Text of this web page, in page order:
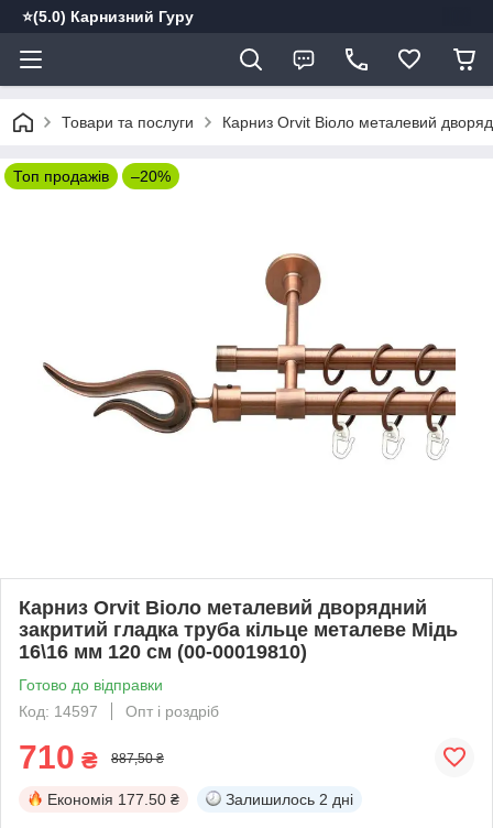
⭐️(5.0) Карнизний Гуру
Товари та послуги Карниз Orvit Віоло металевий
Топ продажів –20%
Карниз Orvit Віоло металевий дворядний
закритий гладка труба кільце металеве Мідь
16\16 мм 120 см (00-00019810)
Готово до відправки
Код: 14597
Опт і роздріб
710 ₴ 887,50 ₴
Економія 177.50 ₴ Залишилось 2 дні